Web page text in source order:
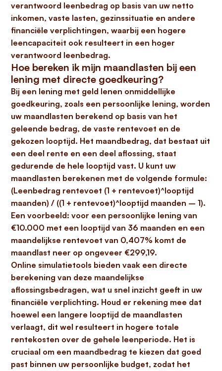
verantwoord leenbedrag op basis van uw netto
inkomen, vaste lasten, gezinssituatie en andere
financiële verplichtingen, waarbij een hogere
leencapaciteit ook resulteert in een hoger
verantwoord leenbedrag.
Hoe bereken ik mijn maandlasten bij een
lening met directe goedkeuring?
Bij een lening met geld lenen onmiddellijke
goedkeuring, zoals een persoonlijke lening, worden
uw maandlasten berekend op basis van het
geleende bedrag, de vaste rentevoet en de
gekozen looptijd. Het maandbedrag, dat bestaat uit
een deel rente en een deel aflossing, staat
gedurende de hele looptijd vast. U kunt uw
maandlasten berekenen met de volgende formule:
(Leenbedrag rentevoet (1 + rentevoet)^looptijd
maanden) / ((1 + rentevoet)^looptijd maanden – 1).
Een voorbeeld: voor een persoonlijke lening van
€10.000 met een looptijd van 36 maanden en een
maandelijkse rentevoet van 0,407% komt de
maandlast neer op ongeveer €299,19.
Online simulatietools bieden vaak een directe
berekening van deze maandelijkse
aflossingsbedragen, wat u snel inzicht geeft in uw
financiële verplichting. Houd er rekening mee dat
hoewel een langere looptijd de maandlasten
verlaagt, dit wel resulteert in hogere totale
rentekosten over de gehele leenperiode. Het is
cruciaal om een maandbedrag te kiezen dat goed
past binnen uw persoonlijke budget, zodat het